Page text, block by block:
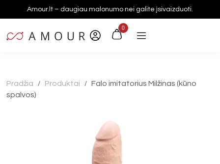
Amour.lt – daugiau malonumo nei galite įsivaizduoti.
0
Pradžia / Produktai /
Falo imitatorius Milžinas (kūno
spalvos)